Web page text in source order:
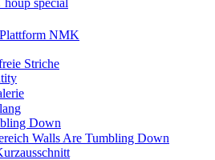
NMK
Striche
Down
Walls Are Tumbling Down